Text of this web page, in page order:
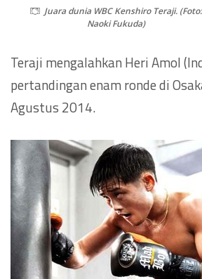
Juara dunia WBC Kenshiro Teraji. (Foto:
Naoki Fukuda)
Teraji mengalahkan Heri Amol
pertandingan enam ronde di
Agustus 2014.